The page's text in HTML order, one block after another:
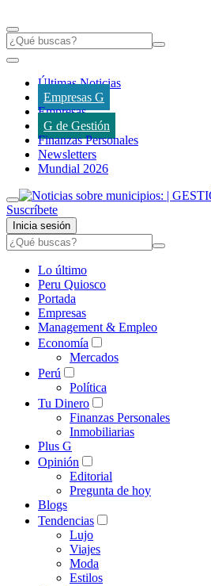
Últimas Noticias
Empresas G
Empresas
G de Gestión
Finanzas Personales
Newsletters
Mundial 2026
Suscríbete
Inicia sesión
Lo último
Peru Quiosco
Portada
Empresas
Management & Empleo
Economía
Mercados
Perú
Política
Tu Dinero
Finanzas Personales
Inmobiliarias
Plus G
Opinión
Editorial
Pregunta de hoy
Blogs
Tendencias
Lujo
Viajes
Moda
Estilos